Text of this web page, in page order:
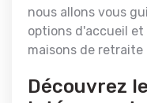
nous allons vous
options d'accueil et
maisons de retraite
Découvrez